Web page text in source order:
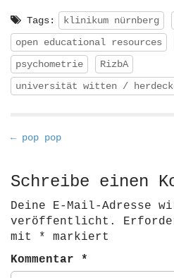
Tags: klinikum nürnberg
open educational resources
psychometrie
RizbA
universität witten /
P
s
n
a
i
← pop pop
Schreibe einen
Deine E-Mail-Adresse
veröffentlicht.
mit
*
markiert
Kommentar *